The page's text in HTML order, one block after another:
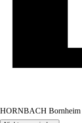
HORNBACH Bornheim